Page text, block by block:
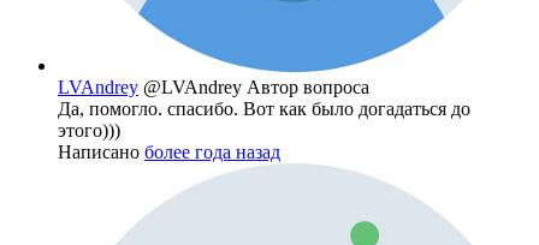
LVAndrey @LVAndrey Автор вопроса
Да, помогло. спасибо. Вот как было догадаться до
этого)))
Написано более года назад